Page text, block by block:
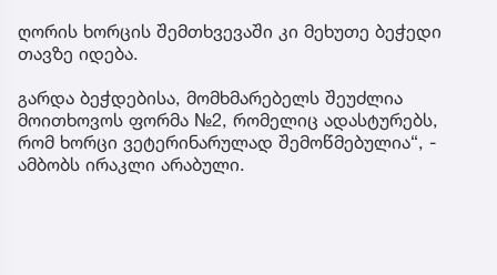
ღორის ხორცის შემთხვევაში კი მეხუთე ბეჭედი
თავზე იდება.
გარდა ბეჭდებისა, მომხმარებელს შეუძლია
მოითხოვოს ფორმა №2, რომელიც ადასტურებს,
რომ ხორცი ვეტერინარულად შემოწმებულია“, -
ამბობს ირაკლი არაბული.